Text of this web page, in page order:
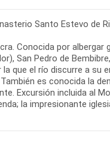
Santo Estevo de
Conocida por
San Pedro de
que el río discurre a su
es conocida la
Excursión incluida al
la impresionante